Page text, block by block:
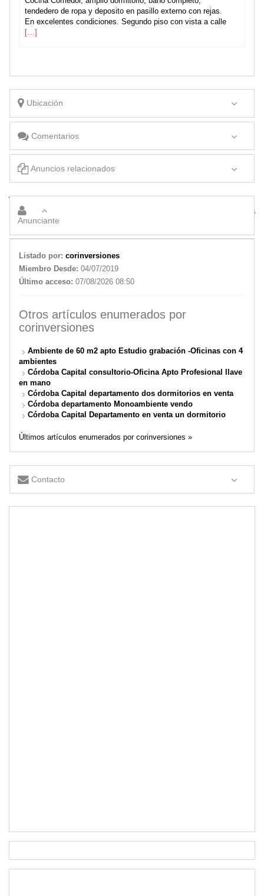
tendedero de ropa y deposito en pasillo externo con rejas.
En excelentes condiciones. Segundo piso con vista a calle
[…]
Ubicación
Comentarios
Anuncios relacionados
Vendo 5 cabañas. En Villa Larca. San Luis
Córdoba Capital departamento dos dormitorios en venta
Anunciante
Listado por: corinversiones
Miembro Desde: 04/07/2019
Último acceso: 07/08/2026 08:50
Otros artículos enumerados por
corinversiones
Ambiente de 60 m2 apto Estudio grabación -Oficinas con 4
ambientes
Córdoba Capital consultorio-Oficina Apto Profesional llave
en mano
Córdoba Capital departamento dos dormitorios en venta
Córdoba departamento Monoambiente vendo
Córdoba Capital Departamento en venta un dormitorio
Últimos artículos enumerados por corinversiones »
Contacto